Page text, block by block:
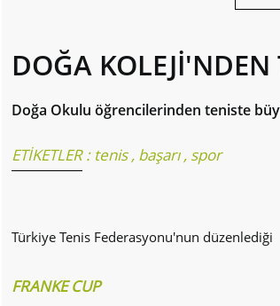
DOĞA KOLEJİ'NDEN
Doğa Okulu öğrencilerinden teniste
ETİKETLER : tenis, başarı, spor
Türkiye Tenis Federasyonu'nun düzenlediği
FRANKE CUP